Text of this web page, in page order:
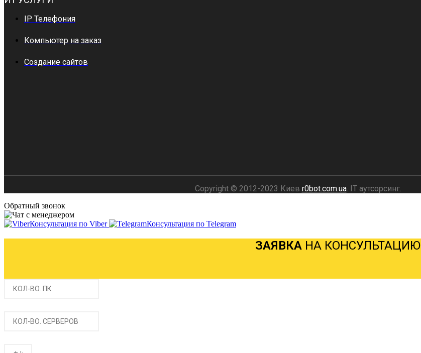
IP Телефония
Компьютер на заказ
Создание сайтов
Copyright © 2012-2023 Киев r0bot.com.ua. IT аутсорсинг.
Обратный звонок
Консультация по Viber Консультация по Telegram
ЗАЯВКАНА КОНСУЛЬТАЦИЮ